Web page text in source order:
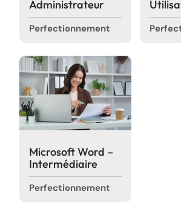
Administrateur
Perfectionnement
Microsoft Word –
Intermédiaire
Perfectionnement